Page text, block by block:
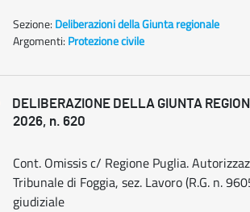
Sezione: Deliberazioni della Giunta regionale
Argomenti: Protezione civile
DELIBERAZIONE DELLA GIUNTA
2026, n. 620
Cont. Omissis c/ Regione Puglia.
Tribunale di Foggia, sez. Lavoro (R.G. n.
giudiziale